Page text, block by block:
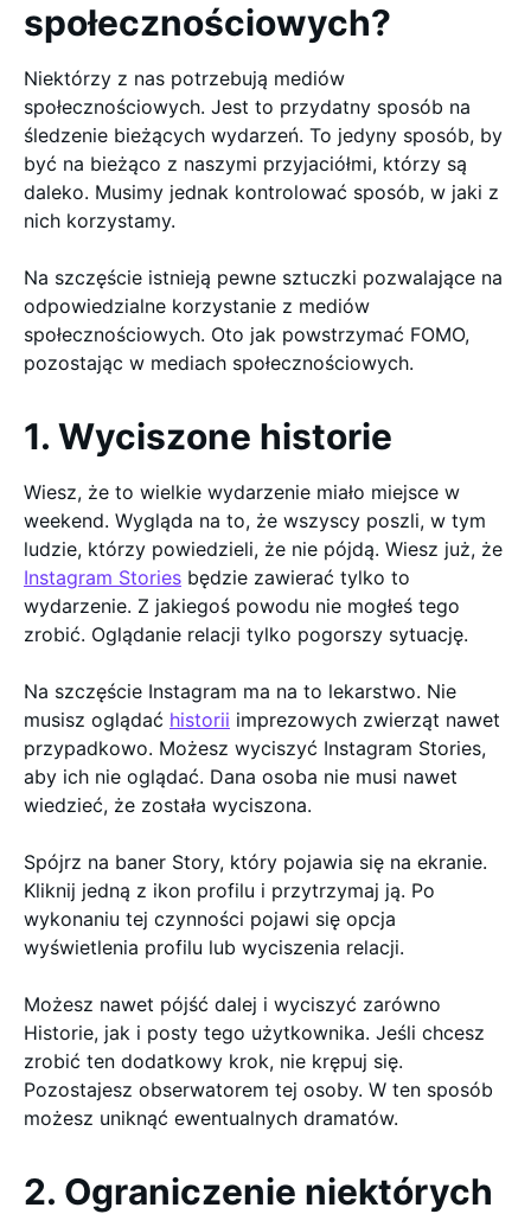
społecznościowych?
Niektórzy z nas potrzebują mediów
społecznościowych. Jest to przydatny sposób na
śledzenie bieżących wydarzeń. To jedyny sposób, by
być na bieżąco z naszymi przyjaciółmi, którzy są
daleko. Musimy jednak kontrolować sposób, w jaki z
nich korzystamy.
Na szczęście istnieją pewne sztuczki pozwalające na
odpowiedzialne korzystanie z mediów
społecznościowych. Oto jak powstrzymać FOMO,
pozostając w mediach społecznościowych.
1. Wyciszone historie
Wiesz, że to wielkie wydarzenie miało miejsce w
weekend. Wygląda na to, że wszyscy poszli, w tym
ludzie, którzy powiedzieli, że nie pójdą. Wiesz już, że
Instagram Stories będzie zawierać tylko to
wydarzenie. Z jakiegoś powodu nie mogłeś tego
zrobić. Oglądanie relacji tylko pogorszy sytuację.
Na szczęście Instagram ma na to lekarstwo. Nie
musisz oglądać historii imprezowych zwierząt nawet
przypadkowo. Możesz wyciszyć Instagram Stories,
aby ich nie oglądać. Dana osoba nie musi nawet
wiedzieć, że została wyciszona.
Spójrz na baner Story, który pojawia się na ekranie.
Kliknij jedną z ikon profilu i przytrzymaj ją. Po
wykonaniu tej czynności pojawi się opcja
wyświetlenia profilu lub wyciszenia relacji.
Możesz nawet pójść dalej i wyciszyć zarówno
Historie, jak i posty tego użytkownika. Jeśli chcesz
zrobić ten dodatkowy krok, nie krępuj się.
Pozostajesz obserwatorem tej osoby. W ten sposób
możesz uniknąć ewentualnych dramatów.
2. Ograniczenie niektórych